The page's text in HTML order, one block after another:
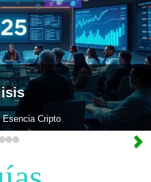
Esencia Cripto